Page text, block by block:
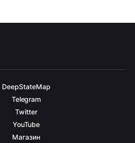
DeepStateMap
Telegram
Twitter
YouTube
Магазин